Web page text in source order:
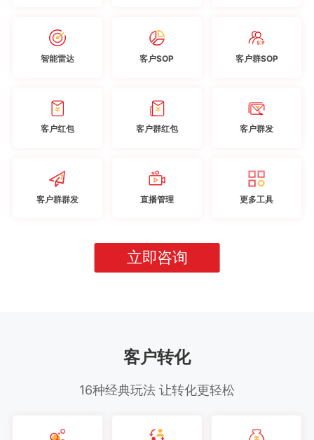
智能雷达 客户SOP 客户群SOP
客户红包 客户群红包 客户群发
客户群群发 直播管理 更多工具
立即咨询
客户转化
16种经典玩法 让转化更轻松